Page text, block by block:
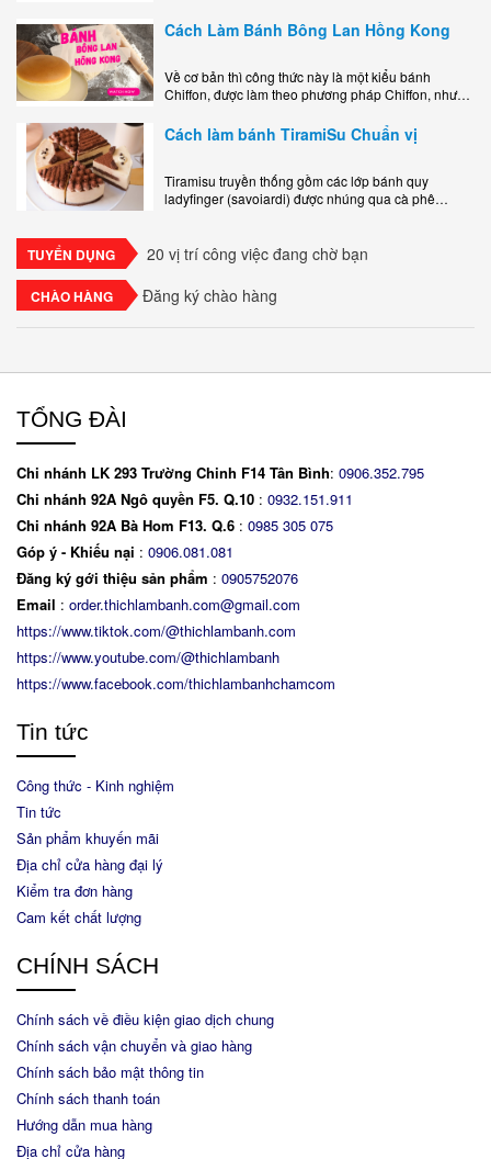
Cách Làm Bánh Bông Lan Hồng Kong
Về cơ bản thì công thức này là một kiểu bánh
Chiffon, được làm theo phương pháp Chiffon, nhưng
ngon, làm..
Cách làm bánh TiramiSu Chuẩn vị
Tiramisu truyền thống gồm các lớp bánh quy
ladyfinger (savoiardi) được nhúng qua cà phê
TUYỂN DỤNG 20 vị trí công việc đang chờ bạn
CHÀO HÀNG Đăng ký chào hàng
TỔNG ĐÀI
Chi nhánh LK 293 Trường Chinh F14 Tân Bình: 0906.352.795
Chi nhánh 92A Ngô quyền F5. Q.10 : 0932.151.911
Chi nhánh 92A Bà Hom F13. Q.6 : 0985 305 075
Góp ý - Khiếu nại : 0906.081.081
Đăng ký gới thiệu sản phẩm : 0905752076
Email : order.thichlambanh.com@gmail.com
https://www.tiktok.com/@thichlambanh.com
https://www.youtube.com/@thichlambanh
https://www.facebook.com/thichlambanhchamcom
Tin tức
Công thức - Kinh nghiệm
Tin tức
Sản phẩm khuyến mãi
Địa chỉ cửa hàng đại lý
Kiểm tra đơn hàng
Cam kết chất lượng
CHÍNH SÁCH
Chính sách về điều kiện giao dịch chung
Chính sách vận chuyển và giao hàng
Chính sách bảo mật thông tin
Chính sách thanh toán
Hướng dẫn mua hàng
Địa chỉ cửa hàng